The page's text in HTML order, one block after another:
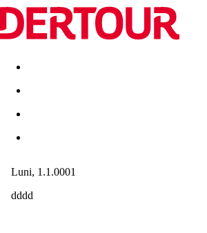
Destinatii Vacanta perfecta
Luni, 1.1.0001
dddd